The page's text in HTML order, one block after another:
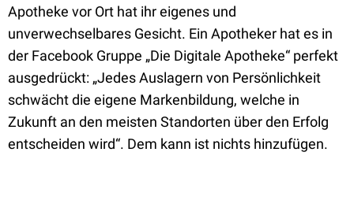
Apotheke vor Ort hat ihr eigenes und
unverwechselbares Gesicht. Ein Apotheker hat es in
der Facebook Gruppe „Die Digitale Apotheke“ perfekt
ausgedrückt: „Jedes Auslagern von Persönlichkeit
schwächt die eigene Markenbildung, welche in
Zukunft an den meisten Standorten über den Erfolg
entscheiden wird“. Dem kann ist nichts hinzufügen.